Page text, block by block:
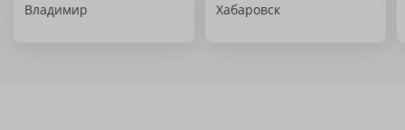
Владимир Хабаровск